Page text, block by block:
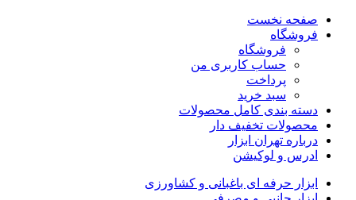
صفحه نخست
فروشگاه
فروشگاه
حساب کاربری من
پرداخت
سبد خرید
دسته بندی کامل محصولات
محصولات تخفیف دار
درباره تهران ابزار
ادرس و لوکیشن
ابزار حرفه ای باغبانی و کشاورزی